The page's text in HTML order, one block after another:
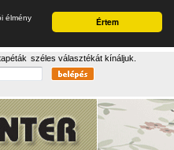
Értem
élmény
széles választékát kínáljuk.